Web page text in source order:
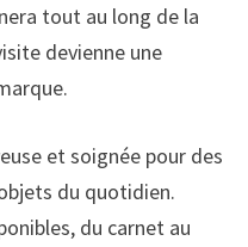
tout au long de la
devienne une
et soignée pour des
du quotidien.
du carnet au